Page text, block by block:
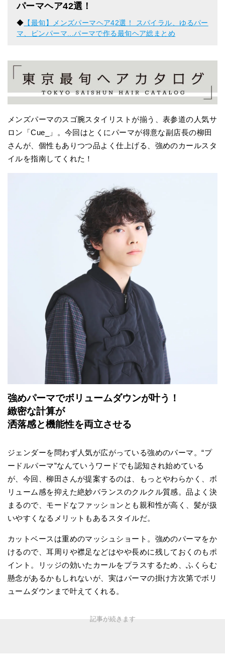
パーマヘア42選！
◆ 【最旬】メンズパーマヘア42選！ スパイラル、ゆるパー
マ、ピンパーマ...パーマで作る最旬ヘア総まとめ
メンズパーマのスゴ腕スタイリストが揃う、表参道の人気サ
ロン「Cue_」。今回はとくにパーマが得意な副店長の柳田
さんが、個性もありつつ品よく仕上げる、強めのカールスタ
イルを指南してくれた！
強めパーマでボリュームダウンが叶う！
緻密な計算が
洒落感と機能性を両立させる
ジェンダーを問わず人気が広がっている強めのパーマ。“プ
ードルパーマ”なんていうワードでも認知され始めている
が、今回、柳田さんが提案するのは、もっとやわらかく、ボ
リューム感を抑えた絶妙バランスのクルクル質感。品よく決
まるので、モードなファッションとも親和性が高く、髪が扱
いやすくなるメリットもあるスタイルだ。
カットベースは重めのマッシュショート。強めのパーマをか
けるので、耳周りや襟足などはやや長めに残しておくのもポ
イント。リッジの効いたカールをプラスするため、ふくらむ
懸念があるかもしれないが、実はパーマの掛け方次第でボリ
ュームダウンまで叶えてくれる。